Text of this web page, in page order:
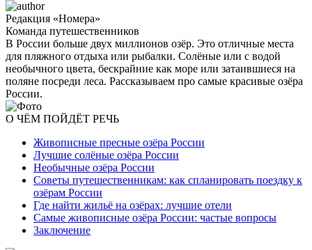
Редакция «Номера»
Команда путешественников
В России больше двух миллионов озёр. Это отличные места
для пляжного отдыха или рыбалки. Солёные или с водой
необычного цвета, бескрайние как море или затаившиеся на
поляне посреди леса. Рассказываем про самые красивые озёра
России.
О ЧЁМ ПОЙДЁТ РЕЧЬ
Живописные пресные озёра России
Лучшие солёные озёра России
Необычные озёра России
Советы путешественникам: как спланировать поездку к
озёрам России
Где найти жильё на озёрах: лучшие отели
Самые живописные озёра России: частые вопросы
Заключение